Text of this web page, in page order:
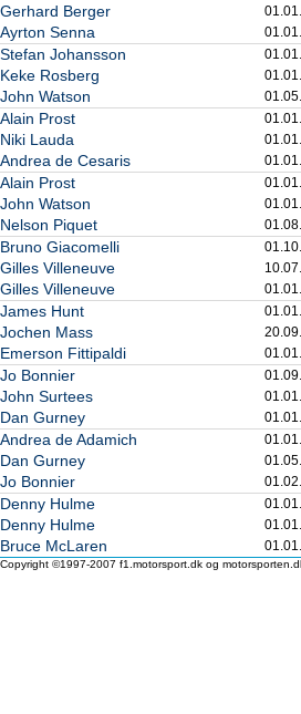
Gerhard Berger
Ayrton Senna
Stefan Johansson
Keke Rosberg
John Watson
Alain Prost
Niki Lauda
Andrea de Cesaris
Alain Prost
John Watson
Nelson Piquet
Bruno Giacomelli
Gilles Villeneuve
Gilles Villeneuve
James Hunt
Jochen Mass
Emerson Fittipaldi
Jo Bonnier
John Surtees
Dan Gurney
Andrea de Adamich
Dan Gurney
Jo Bonnier
Denny Hulme
Denny Hulme
Bruce McLaren
Copyright ©1997-2007 f1.motorsport.dk og